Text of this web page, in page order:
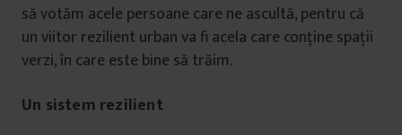
să votăm acele persoane care ne ascultă, pentru că
un viitor rezilient urban va fi acela care conține spații
verzi, în care este bine să trăim.
Un sistem rezilient